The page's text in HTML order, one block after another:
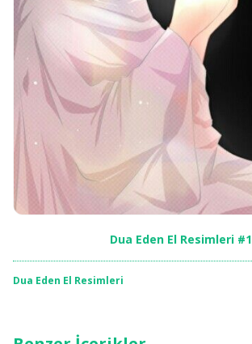
Dua Eden El Resimleri #1
Dua Eden El Resimleri